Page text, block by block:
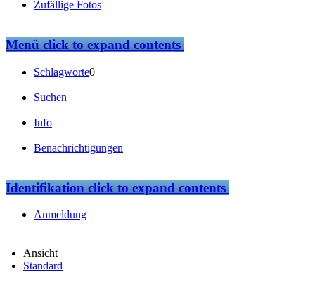
Zufällige Fotos
Menüclick to expand contents
Schlagworte0
Suchen
Info
Benachrichtigungen
Identifikationclick to expand contents
Anmeldung
Ansicht
Standard